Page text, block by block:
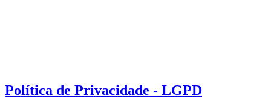
Política de Privacidade - LGPD